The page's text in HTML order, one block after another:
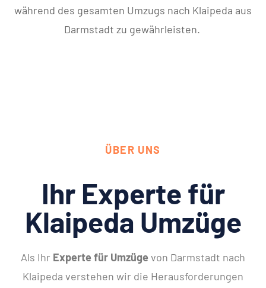
während des gesamten Umzugs nach Klaipeda aus
Darmstadt zu gewährleisten.
ÜBER UNS
Ihr Experte für
Klaipeda Umzüge
Als Ihr Experte für Umzüge von Darmstadt nach
Klaipeda verstehen wir die Herausforderungen